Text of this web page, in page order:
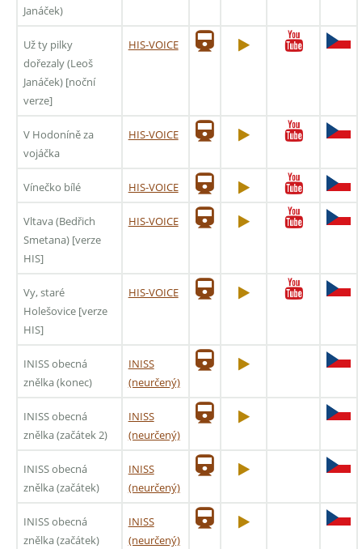
Janáček)
Už ty pilky
dořezaly (Leoš
Janáček) [noční
verze]
HIS-VOICE
V Hodoníně za
vojáčka
HIS-VOICE
Vínečko bílé HIS-VOICE
Vltava (Bedřich
Smetana) [verze
HIS]
HIS-VOICE
Vy, staré
Holešovice [verze
HIS]
HIS-VOICE
INISS obecná
znělka (konec)
INISS
(neurčený)
INISS obecná
znělka (začátek 2)
INISS
(neurčený)
INISS obecná
znělka (začátek)
INISS
(neurčený)
INISS obecná
znělka (začátek)
INISS
(neurčený)